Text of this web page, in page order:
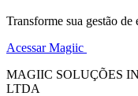
Transforme sua gestão
Acessar Magiic
MAGIIC SOLUÇÕES
LTDA